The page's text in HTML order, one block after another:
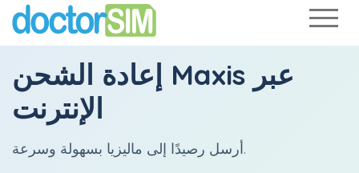
Maxis
الإنترنت
أرسل رصيدًا إلى ماليزيا بسهولة وسرعة.